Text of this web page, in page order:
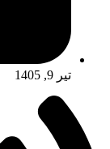
تیر 9, 1405